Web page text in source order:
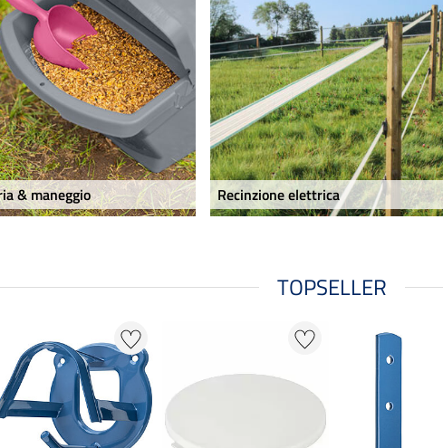
& maneggio Recinzione elettrica
TOPSELLER